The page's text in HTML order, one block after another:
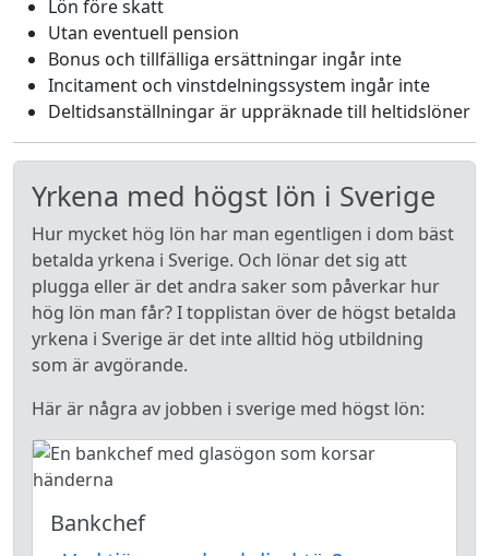
Lön före skatt
Utan eventuell pension
Bonus och tillfälliga ersättningar ingår inte
Incitament och vinstdelningssystem ingår inte
Deltidsanställningar är uppräknade till heltidslöner
Yrkena med högst lön i Sverige
Hur mycket hög lön har man egentligen i dom bäst
betalda yrkena i Sverige. Och lönar det sig att
plugga eller är det andra saker som påverkar hur
hög lön man får? I topplistan över de högst betalda
yrkena i Sverige är det inte alltid hög utbildning
som är avgörande.
Här är några av jobben i sverige med högst lön:
Bankchef